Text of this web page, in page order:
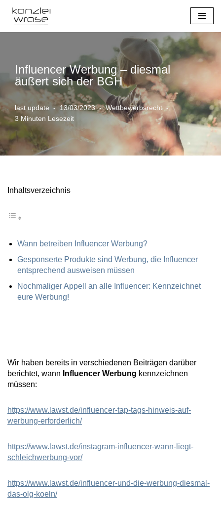
Zum
Influencer Werbung – diesmal
äußert sich der BGH
last update 13/03/2023
Wettbewerbsrecht
3 Minuten Lesezeit
Inhaltsverzeichnis
Wann betreiben Influencer Werbung?
Gesponserte Produkte sind Werbung, die Influencer
entsprechend ausweisen müssen
Nochmaliger Appell an alle Influencer: Kennzeichnet
eure Werbung!
Wir haben bereits in verschiedenen Beiträgen darüber
berichtet, wann Influencer Werbung kennzeichnen
müssen:
https://www.lawst.de/influencer-tap-tags-hinweis-auf-
werbung-erforderlich/
https://www.lawst.de/instagram-influencer-wann-liegt-
schleichwerbung-vor/
https://www.lawst.de/influencer-und-die-werbung-diesmal-
das-olg-koeln/